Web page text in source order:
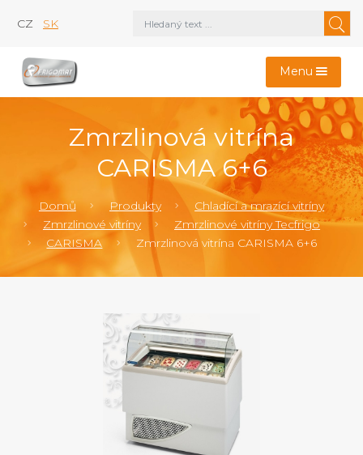
CZ SK
Menu
Zmrzlinová vitrína
CARISMA 6+6
Domů Produkty
Chladící a mrazící vitríny
Zmrzlinové vitríny
Zmrzlinové vitríny Tecfrigo
CARISMA
Zmrzlinová vitrína CARISMA 6+6